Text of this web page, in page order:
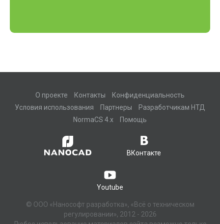
О проекте Контакты
Конфиденциальность
Условия использования
Партнеры
Разработчикам НТД
NormaCS 4.x
Помощь
ВКонтакте
Youtube
© ООО «Нанософт разработка», «Всё о техническом
регулировании», 2012 - 2026